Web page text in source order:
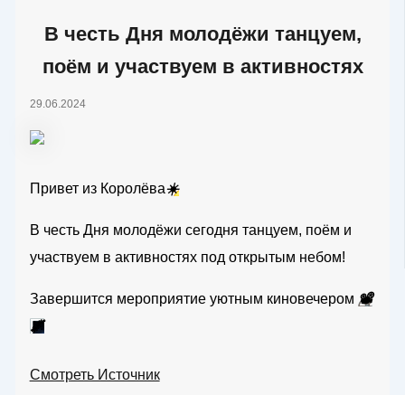
В честь Дня молодёжи танцуем,
поём и участвуем в активностях
29.06.2024
Привет из Королёва☀️
В честь Дня молодёжи сегодня танцуем, поём и
участвуем в активностях под открытым небом!
Завершится мероприятие уютным киновечером 📽️
🌌
Смотреть Источник